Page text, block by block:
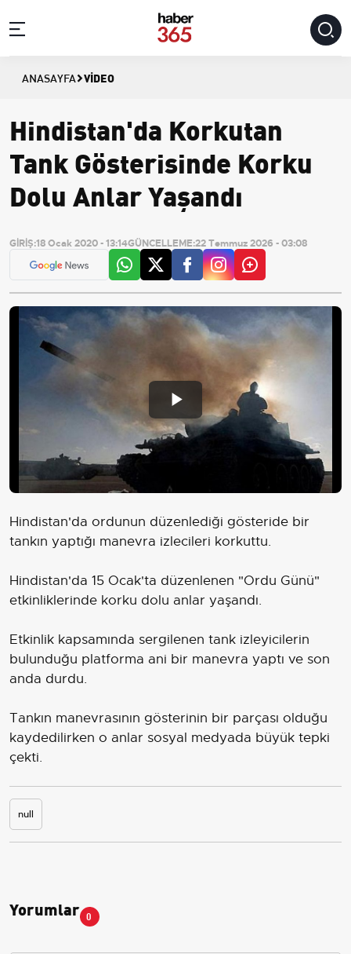
ANASAYFA VIDEO
Hindistan'da Korkutan
Tank Gösterisinde Korku
Dolu Anlar Yaşandı
GİRİŞ:18 Ocak 2020 - 13:14GÜNCELLEME:22 Temmuz 2026 - 03:08
Play
Hindistan'da ordunun düzenlediği gösteride bir
tankın yaptığı manevra izlecileri korkuttu.
Hindistan'da 15 Ocak'ta düzenlenen "Ordu Günü"
etkinliklerinde korku dolu anlar yaşandı.
Etkinlik kapsamında sergilenen tank izleyicilerin
bulunduğu platforma ani bir manevra yaptı ve son
anda durdu.
Tankın manevrasının gösterinin bir parçası olduğu
kaydedilirken o anlar sosyal medyada büyük tepki
çekti.
null
Yorumlar 0